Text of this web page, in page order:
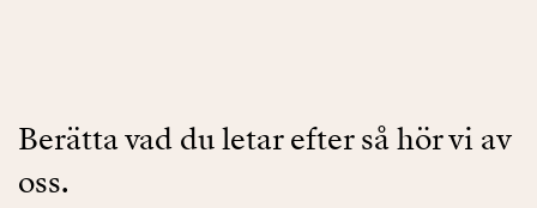
Berätta vad du letar efter så hör vi av
oss.